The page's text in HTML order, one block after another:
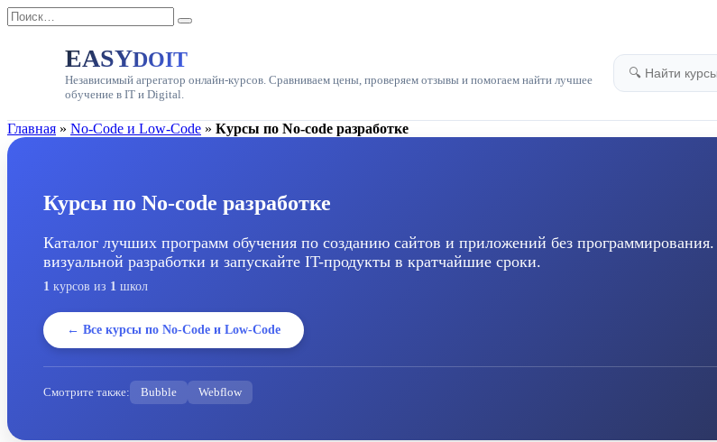
Перейти
к
Search
for:
EASYDOIT
Независимый агрегатор онлайн-курсов. Сравниваем цены, проверяем отзывы и помогаем найти лучшее
обучение в IT и Digital.
Главная » No-Code и Low-Code » Курсы по No-code разработке
Курсы по No-code разработке
Каталог лучших программ обучения по созданию сайтов и приложений без
визуальной разработки и запускайте IT-продукты в кратчайшие сроки.
1 курсов из 1 школ
← Все курсы по No-Code и Low-Code
Смотрите также: Bubble Webflow